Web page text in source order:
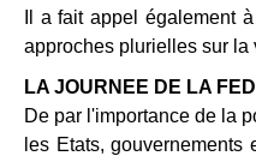
Il a fait appel également
approches plurielles sur la
LA JOURNEE DE LA
De par l'importance de la
les Etats,